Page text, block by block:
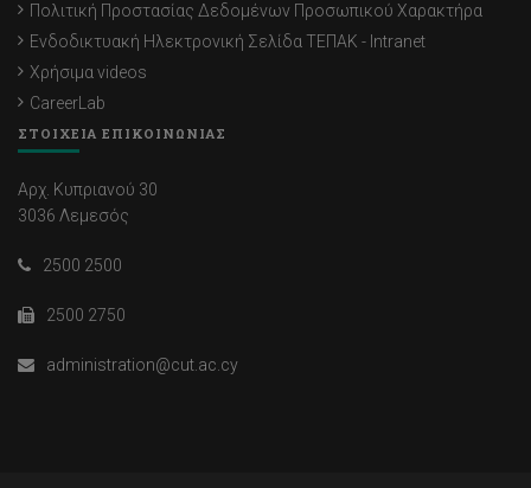
Πολιτική Προστασίας Δεδομένων Προσωπικού Χαρακτήρα
Ενδοδικτυακή Ηλεκτρονική Σελίδα ΤΕΠΑΚ - Intranet
Χρήσιμα videos
CareerLab
ΣΤΟΙΧΕΙΑ ΕΠΙΚΟΙΝΩΝΙΑΣ
Αρχ. Κυπριανού 30
3036 Λεμεσός
2500 2500
2500 2750
administration@cut.ac.cy